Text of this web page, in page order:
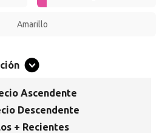
boletin de noticias
para miembros
y ofertas en toda la gama de
distribuidor
Amarillo
Ascendente
Descendente
+ Recientes